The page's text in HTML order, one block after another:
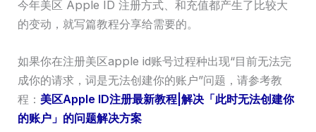
今年美区 Apple ID 注册方式、和充值都产生了比较大
的变动，就写篇教程分享给需要的。
如果你在注册美区apple id账号过程种出现“目前无法完
成你的请求，词是无法创建你的账户”问题，请参考教
程： 美区Apple ID注册最新教程|解决「此时无法创建你
的账户」的问题解决方案